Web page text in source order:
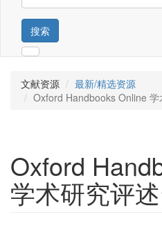
搜索
文献资源
最新/精选资源
Oxford Handbooks Online
Oxford
学术研究评